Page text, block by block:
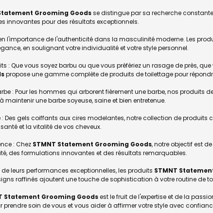
Grooming Goodsse distingue par sa recherche
innovantes pour des résultats exceptionnels.
l'importance de l'authenticité dans la masculinité moderne. Les
en soulignant votre individualité et votre style personnel.
: Que vous soyez barbu ou que vous préfériez un rasage de près,
propose une gamme complète de produits de toilettage pour
: Pour les hommes qui arborent fièrement une barbe, nos produits
une barbe soyeuse, saine et bien entretenue.
Des gels coiffants aux cires modelantes, notre collection de
et la vitalité de vos cheveux.
: Chez STMNT Statement Grooming Goods, notre objectif est
des formulations innovantes et des résultats remarquables.
de leurs performances exceptionnelles, les produits STMNT
raffinés ajoutent une touche de sophistication à votre routine de
Statement Grooming Goodsest le fruit de l'expertise et de la
prendre soin de vous et vous aider à affirmer votre style avec